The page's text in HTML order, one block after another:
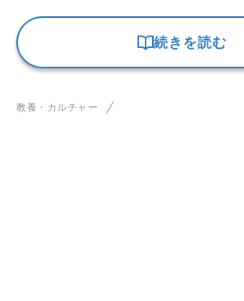
続きを読む
教養・カルチャー